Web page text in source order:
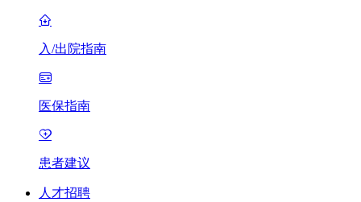
入/出院指南
医保指南
患者建议
人才招聘